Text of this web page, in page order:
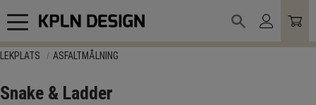
Meny
LEKPLATS ASFALTMÅLNING
Snake & Ladder